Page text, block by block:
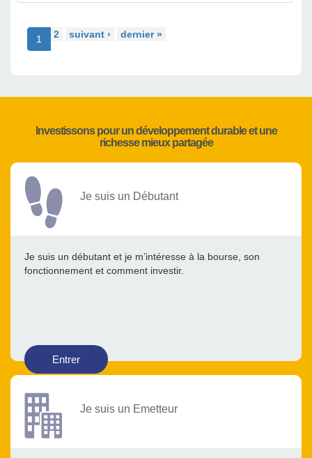
1 2 suivant › dernier »
Investissons pour un développement durable et une
richesse mieux partagée
Je suis un Débutant
Je suis un débutant et je m’intéresse à la bourse, son
fonctionnement et comment investir.
Entrer
Je suis un Emetteur